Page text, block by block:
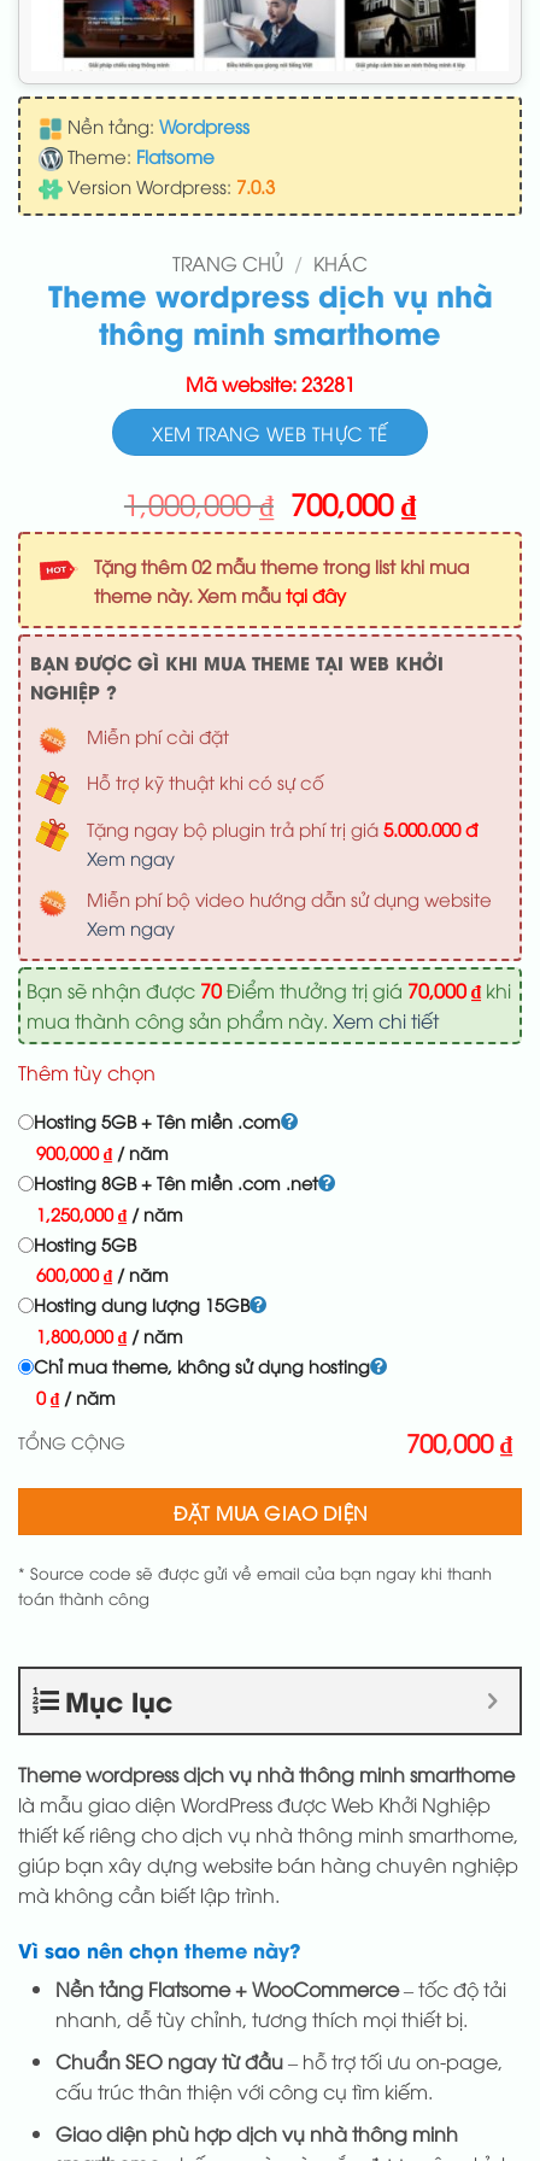
Nền tảng: Wordpress
Theme: Flatsome
Version Wordpress: 7.0.3
TRANG CHỦ / KHÁC
Theme wordpress dịch vụ nhà
thông minh smarthome
Mã website: 23281
XEM TRANG WEB THỰC TẾ
1,000,000₫ Giá
gốc
là:
1,000,000 ₫.
700,000₫Giá
hiện
tại
700,000
Tặng thêm 02 mẫu theme trong list khi mua
theme này. Xem mẫu tại đây
BẠN ĐƯỢC GÌ KHI MUA THEME TẠI WEB KHỞI
NGHIỆP ?
Miễn phí cài đặt
Hỗ trợ kỹ thuật khi có sự cố
Tặng ngay bộ plugin trả phí trị giá 5.000.000 đ
Xem ngay
Miễn phí bộ video hướng dẫn sử dụng website
Xem ngay
Bạn sẽ nhận được 70Điểm thưởng trị giá 70,000₫khi
mua thành công sản phẩm này. Xem chi tiết
Thêm tùy chọn
Hosting 5GB + Tên miền .com
900,000₫ / năm
Hosting 8GB + Tên miền .com .net
1,250,000₫ / năm
Hosting 5GB
600,000₫ / năm
Hosting dung lượng 15GB
1,800,000₫ / năm
Chỉ mua theme, không sử dụng hosting
0₫ / năm
TỔNG CỘNG
700,000₫
ĐẶT MUA GIAO DIỆN
* Source code sẽ được gửi về email của bạn ngay khi thanh
toán thành công
Mục lục
Theme wordpress dịch vụ nhà thông minh smarthome
là mẫu giao diện WordPress được Web Khởi Nghiệp
thiết kế riêng cho dịch vụ nhà thông minh smarthome,
giúp bạn xây dựng website bán hàng chuyên nghiệp
mà không cần biết lập trình.
Vì sao nên chọn theme này?
Nền tảng Flatsome + WooCommerce– tốc độ tải
nhanh, dễ tùy chỉnh, tương thích mọi thiết bị.
Chuẩn SEO ngay từ đầu– hỗ trợ tối ưu on-page,
cấu trúc thân thiện với công cụ tìm kiếm.
Giao diện phù hợp dịch vụ nhà thông minh